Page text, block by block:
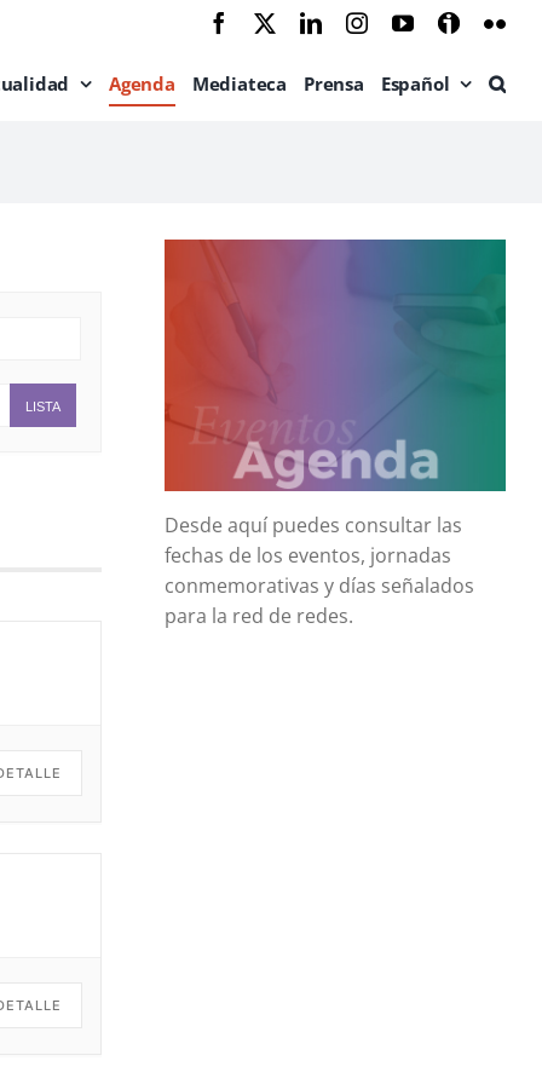
Facebook LinkedInInstagramYouTube
Ivoox
Agenda Mediateca Prensa Español
LISTA
Desde aquí puedes consultar las
fechas de los eventos, jornadas
conmemorativas y días señalados
para la red de redes.